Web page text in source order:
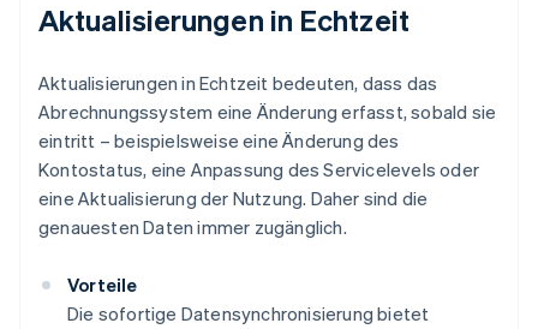
Aktualisierungen in Echtzeit
Aktualisierungen in Echtzeit bedeuten, dass das
Abrechnungssystem eine Änderung erfasst, sobald sie
eintritt – beispielsweise eine Änderung des
Kontostatus, eine Anpassung des Servicelevels oder
eine Aktualisierung der Nutzung. Daher sind die
genauesten Daten immer zugänglich.
Vorteile
Die sofortige Datensynchronisierung bietet